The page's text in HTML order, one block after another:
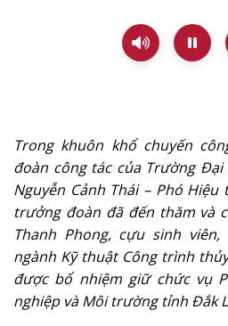
Trong khuôn khổ chuyến
đoàn công tác của Trường Đại
Nguyễn Cảnh Thái – Phó
trưởng đoàn đã đến thăm và
Thanh Phong, cựu sinh
ngành Kỹ thuật Công trình
được bổ nhiệm giữ chức vụ
nghiệp và Môi trường tỉnh Đắk